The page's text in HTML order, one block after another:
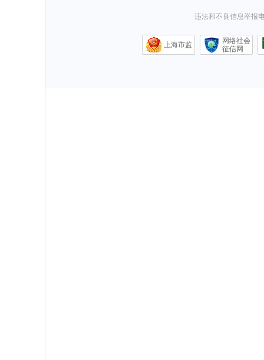
违法和不良信息举报
上海市监
网络社会
征信网